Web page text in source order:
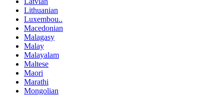
Lithuanian
Luxembou..
Macedonian
Malagasy
Malay
Malayalam
Maltese
Maori
Marathi
Mongolian